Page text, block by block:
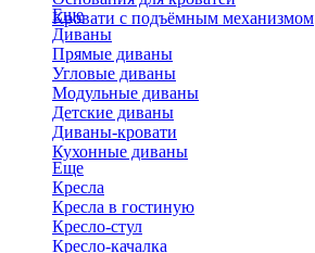
Кровати с подъёмным механизмом
Еще
Диваны
Прямые диваны
Угловые диваны
Модульные диваны
Детские диваны
Диваны-кровати
Кухонные диваны
Еще
Кресла
Кресла в гостиную
Кресло-стул
Кресло-качалка